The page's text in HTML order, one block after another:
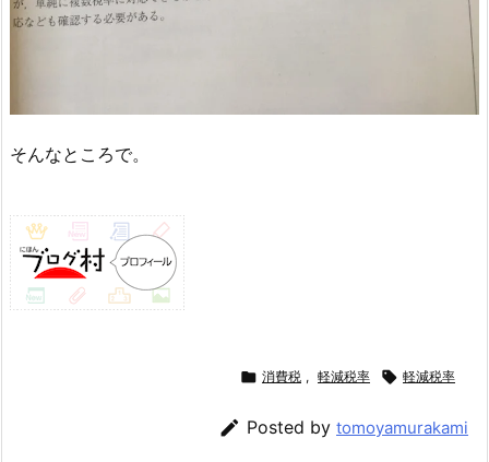
そんなところで。
 消費税 , 軽減税率  軽減税率
 Posted by tomoyamurakami